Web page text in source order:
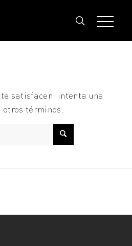
satisfacen, intenta una
otros términos.